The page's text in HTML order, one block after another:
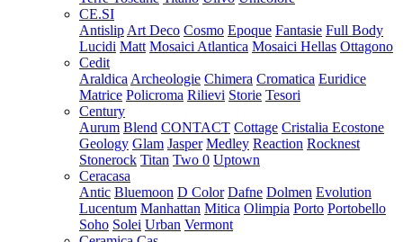
CE.SI
Antislip Art Deco Cosmo Epoque Fantasie Full Body
Lucidi Matt Mosaici Atlantica Mosaici Hellas Ottagono
Cedit
Araldica Archeologie Chimera Cromatica Euridice
Matrice Policroma Rilievi Storie Tesori
Century
Aurum Blend CONTACT Cottage Cristalia Ecostone
Geology Glam Jasper Medley Reaction Rocknest
Stonerock Titan Two 0 Uptown
Ceracasa
Antic Bluemoon D Color Dafne Dolmen Evolution
Lucentum Manhattan Mitica Olimpia Porto Portobello
Soho Solei Urban Vermont